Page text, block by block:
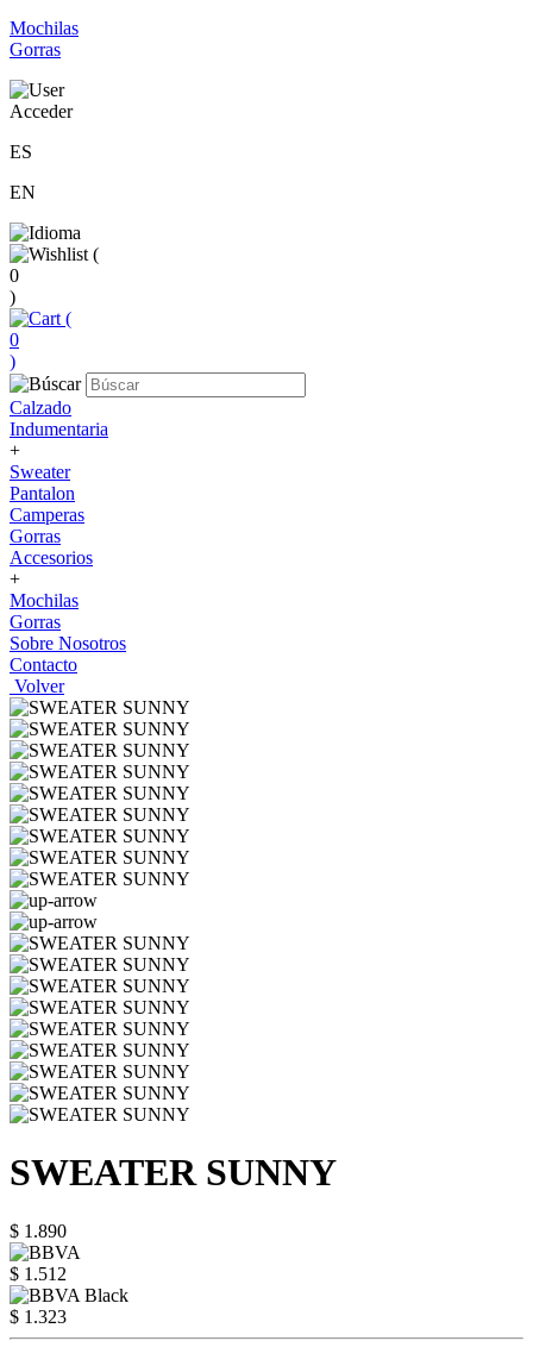
Mochilas
Gorras
Acceder
ES
EN
(
0
)
(
0
)
Calzado
Indumentaria
+
Sweater
Pantalon
Camperas
Gorras
Accesorios
+
Mochilas
Gorras
Sobre Nosotros
Contacto
Volver
SWEATER SUNNY
$ 1.890
$ 1.512
$ 1.323